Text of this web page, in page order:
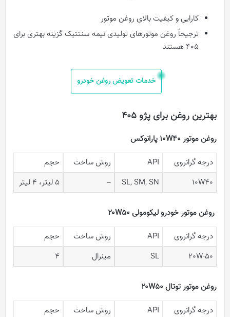
کارایی و کیفیت بالای روغن موتور
ترجیحاً روغن موتورهای تولیدی نیمه سنتتیک گزینه بهتری برای
405 هستند
خدمات تعویض روغن خودرو
بهترین روغن برای پژو ۴۰۵
روغن موتور 10W40 پارانوکس
درجه گرانروی
API روش ساخت
حجم
10W40
SL, SM, SN
– 5 لیتر، 4 لیتر
روغن موتور خودرو لیکومولی ۲۰W50
درجه گرانروی
API روش ساخت
حجم
20W-50
SL مینرال 4
روغن موتور توتال ۲۰W50
درجه گرانروی
API روش ساخت
حجم